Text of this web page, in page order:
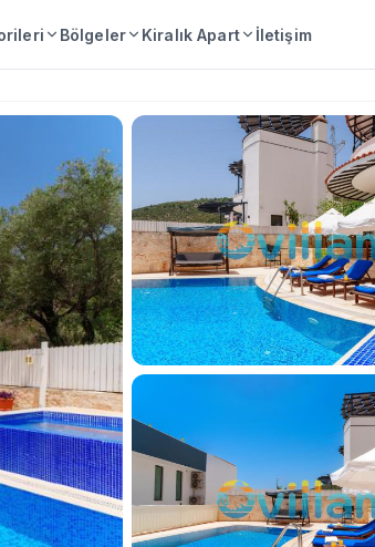
Bölgeler Kiralık Apart İletişim